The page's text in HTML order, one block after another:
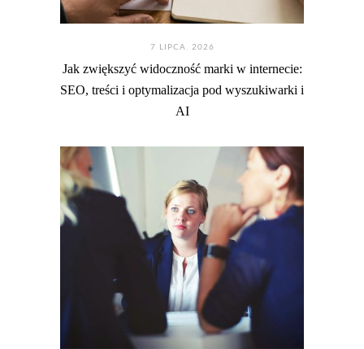
7 LIPCA. 2026
Jak zwiększyć widoczność marki w internecie:
SEO, treści i optymalizacja pod wyszukiwarki i
AI